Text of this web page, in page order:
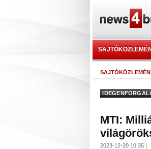
MTI:
2023-12-20 10:35 |